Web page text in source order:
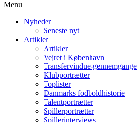
Menu
Nyheder
Seneste nyt
Artikler
Artikler
Vejret i København
Transfervindue-gennemgange
Klubportrætter
Toplister
Danmarks fodboldhistorie
Talentportrætter
Spillerportrætter
Spillerinterviews